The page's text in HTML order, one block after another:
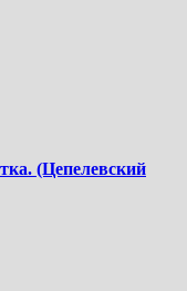
(Цепелевский